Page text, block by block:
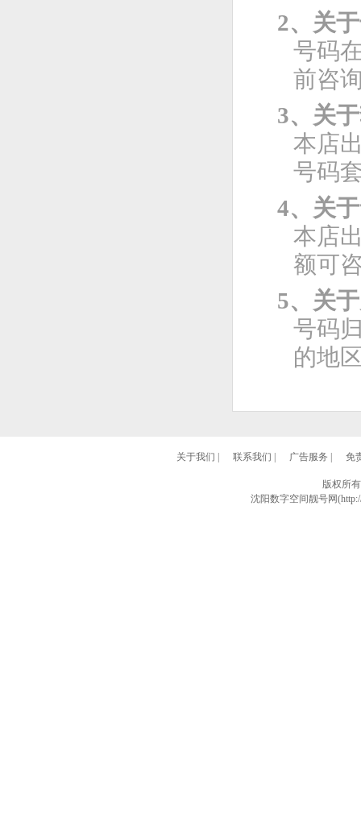
2、关
号码
前咨
3、关
本店
号码
4、关
本店
额可
5、关
号码
的地
关于我们 联系我们 广告服务 免
版权所
沈阳数字空间靓号网